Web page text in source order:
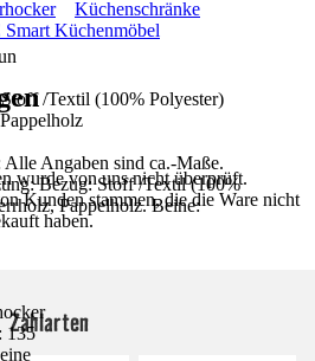
/Textil (100% Polyester)
Angaben sind ca.-Maße.
Bezug: Stoff /Textil (100%
Pappelholz. Beine:
135
Küchenschränke
Küchenmöbel
wurde von uns nicht überprüft.
Kunden stammen, die die Ware nicht
haben.
Zahlarten